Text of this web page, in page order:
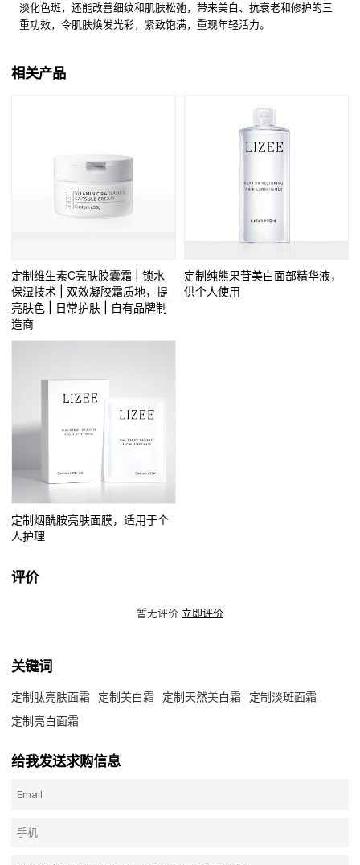
淡化色斑，还能改善细纹和肌肤松弛，带来美白、抗衰老和修护的三
重功效，令肌肤焕发光彩，紧致饱满，重现年轻活力。
相关产品
定制维生素C亮肤胶囊霜 | 锁水
保湿技术 | 双效凝胶霜质地，提
亮肤色 | 日常护肤 | 自有品牌制
造商
定制纯熊果苷美白面部精华液，
供个人使用
定制烟酰胺亮肤面膜，适用于个
人护理
评价
暂无评价 立即评价
关键词
定制肽亮肤面霜 定制美白霜 定制天然美白霜
定制淡斑面霜
定制亮白面霜
给我发送求购信息